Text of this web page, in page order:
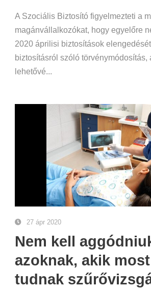
A Szociális Biztosító figyelmezteti a
magánvállalkozókat, hogy egyelőre
2020 áprilisi biztosítások
biztosításról szóló törvénymódosítás,
lehetővé...
27 ápr 2020
Nem kell
azoknak, akik
tudnak